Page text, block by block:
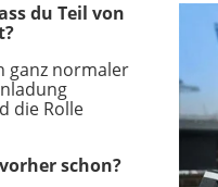
du Teil von
ganz normaler
die Rolle
schon?